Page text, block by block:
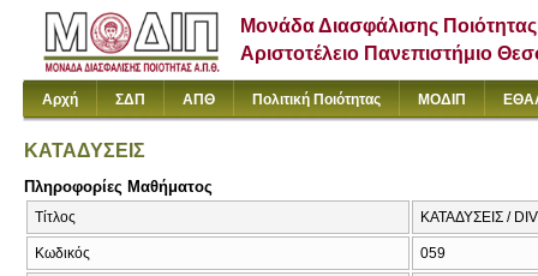
Μονάδα Διασφάλισης Ποιότητας
Αριστοτέλειο Πανεπιστήμιο
Αρχή ΣΔΠ ΑΠΘ Πολιτική Ποιότητας ΜΟΔΙΠ
ΚΑΤΑΔΥΣΕΙΣ
Πληροφορίες Μαθήματος
Τίτλος ΚΑΤΑΔΥΣΕΙΣ /
Κωδικός 059